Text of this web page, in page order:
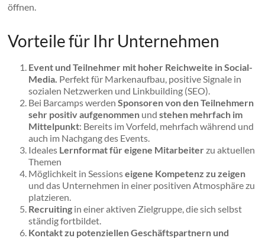
öffnen.
Vorteile für Ihr Unternehmen
Event und Teilnehmer mit hoher Reichweite in Social-
Media. Perfekt für Markenaufbau, positive Signale in
sozialen Netzwerken und Linkbuilding (SEO).
Bei Barcamps werdenSponsoren von den Teilnehmern
sehr positiv aufgenommen undstehen mehrfach im
Mittelpunkt: Bereits im Vorfeld, mehrfach während und
auch im Nachgang des Events.
Ideales Lernformat für eigene Mitarbeiterzu aktuellen
Themen
Möglichkeit in Sessionseigene Kompetenz zu zeigen
und das Unternehmen in einer positiven Atmosphäre zu
platzieren.
Recruiting in einer aktiven Zielgruppe, die sich selbst
ständig fortbildet.
Kontakt zu potenziellen Geschäftspartnern und